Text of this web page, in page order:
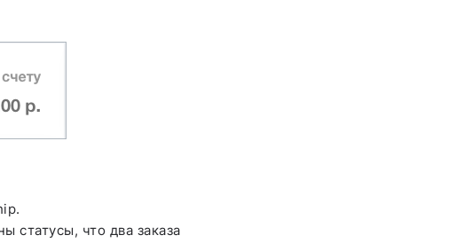
статусы, что два заказа